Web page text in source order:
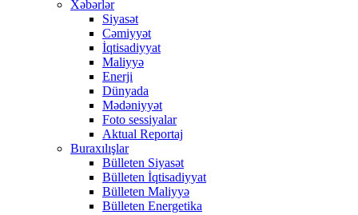
Xəbərlər
Siyasət
Cəmiyyət
İqtisadiyyat
Maliyyə
Enerji
Dünyada
Mədəniyyət
Foto sessiyalar
Aktual Reportaj
Buraxılışlar
Bülleten Siyasət
Bülleten İqtisadiyyat
Bülleten Maliyyə
Bülleten Energetika